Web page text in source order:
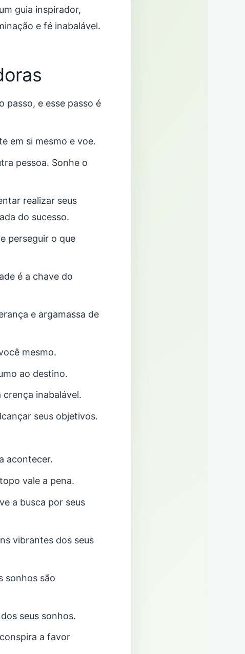
guia inspirador,
e fé inabalável.
passo, e esse passo é
em si mesmo e voe.
pessoa. Sonhe o
realizar seus
do sucesso.
perseguir o que
é a chave do
e argamassa de
mesmo.
ao destino.
inabalável.
seus objetivos.
acontecer.
vale a pena.
a busca por seus
vibrantes dos seus
sonhos são
seus sonhos.
a favor